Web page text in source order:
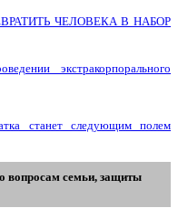
ЧЕЛОВЕКА В НАБОР
экстракорпорального
станет следующим полем
вопросам семьи, защиты